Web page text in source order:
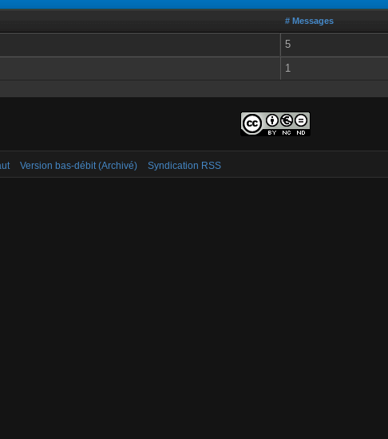
# Messages
5
1
Version bas-débit (Archivé) Syndication RSS